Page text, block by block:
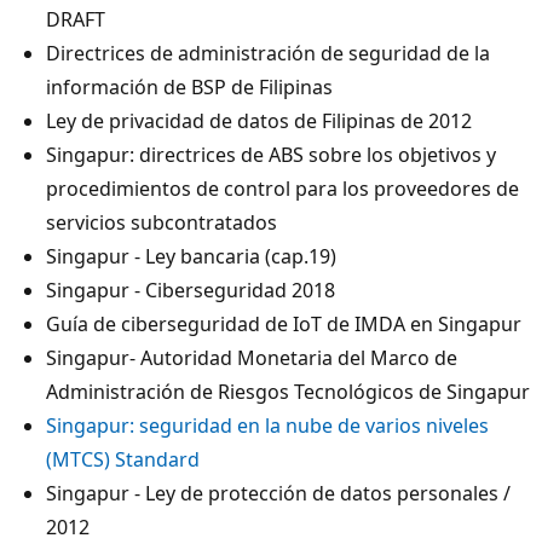
DRAFT
Directrices de administración de seguridad de la
información de BSP de Filipinas
Ley de privacidad de datos de Filipinas de 2012
Singapur: directrices de ABS sobre los objetivos y
procedimientos de control para los proveedores de
servicios subcontratados
Singapur - Ley bancaria (cap.19)
Singapur - Ciberseguridad 2018
Guía de ciberseguridad de IoT de IMDA en Singapur
Singapur- Autoridad Monetaria del Marco de
Administración de Riesgos Tecnológicos de Singapur
Singapur: seguridad en la nube de varios niveles
(MTCS) Standard
Singapur - Ley de protección de datos personales /
2012